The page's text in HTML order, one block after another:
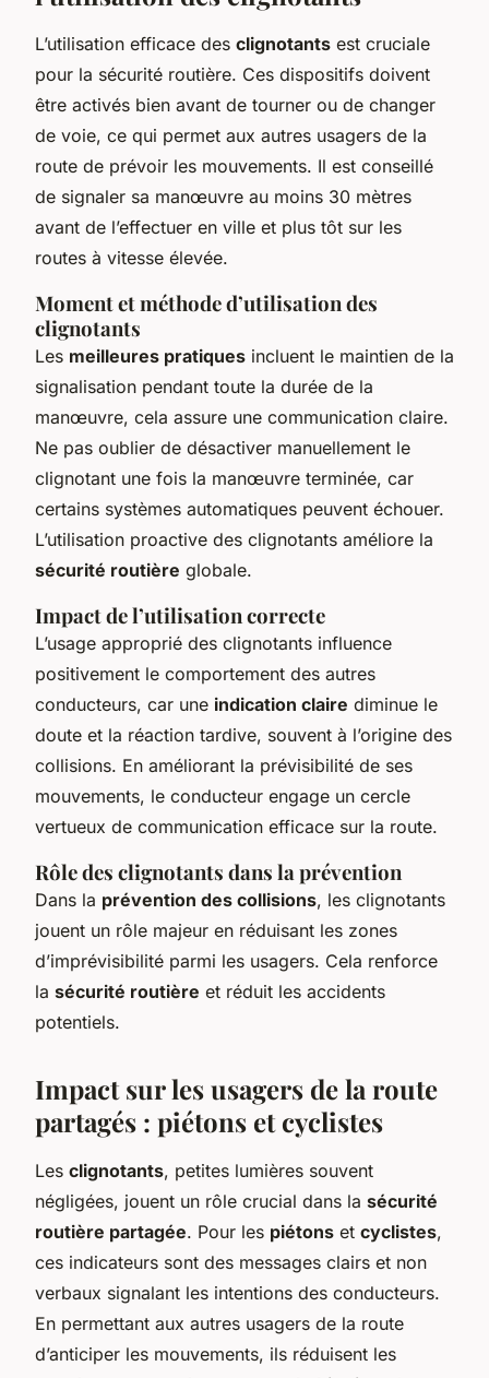
L’utilisation efficace des clignotants est cruciale
pour la sécurité routière. Ces dispositifs doivent
être activés bien avant de tourner ou de changer
de voie, ce qui permet aux autres usagers de la
route de prévoir les mouvements. Il est conseillé
de signaler sa manœuvre au moins 30 mètres
avant de l’effectuer en ville et plus tôt sur les
routes à vitesse élevée.
Moment et méthode d’utilisation des
clignotants
Les meilleures pratiques incluent le maintien de la
signalisation pendant toute la durée de la
manœuvre, cela assure une communication claire.
Ne pas oublier de désactiver manuellement le
clignotant une fois la manœuvre terminée, car
certains systèmes automatiques peuvent échouer.
L’utilisation proactive des clignotants améliore la
sécurité routière globale.
Impact de l’utilisation correcte
L’usage approprié des clignotants influence
positivement le comportement des autres
conducteurs, car une indication claire diminue le
doute et la réaction tardive, souvent à l’origine des
collisions. En améliorant la prévisibilité de ses
mouvements, le conducteur engage un cercle
vertueux de communication efficace sur la route.
Rôle des clignotants dans la prévention
Dans la prévention des collisions, les clignotants
jouent un rôle majeur en réduisant les zones
d’imprévisibilité parmi les usagers. Cela renforce
la sécurité routière et réduit les accidents
potentiels.
Impact sur les usagers de la route
partagés : piétons et cyclistes
Les clignotants, petites lumières souvent
négligées, jouent un rôle crucial dans la sécurité
routière partagée. Pour les piétons et cyclistes,
ces indicateurs sont des messages clairs et non
verbaux signalant les intentions des conducteurs.
En permettant aux autres usagers de la route
d’anticiper les mouvements, ils réduisent les